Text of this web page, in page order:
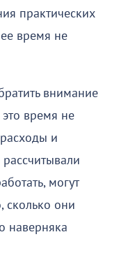
практических
время не
внимание
время не
и
могут
сколько они
наверняка